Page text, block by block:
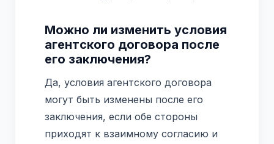
Можно ли изменить условия
агентского договора после
его заключения?
Да, условия агентского договора
могут быть изменены после его
заключения, если обе стороны
приходят к взаимному согласию и